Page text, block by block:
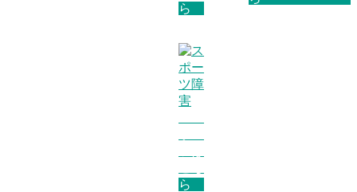
ら
ら